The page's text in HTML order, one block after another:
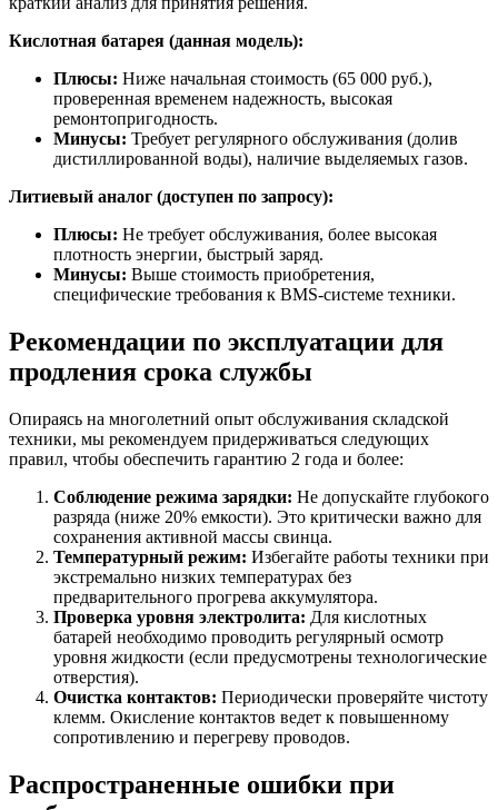
Кислотная батарея (данная модель):
Плюсы: Ниже начальная стоимость (65 000 руб.),
проверенная временем надежность, высокая
ремонтопригодность.
Минусы: Требует регулярного обслуживания (долив
дистиллированной воды), наличие выделяемых газов.
Литиевый аналог (доступен по запросу):
Плюсы: Не требует обслуживания, более высокая
плотность энергии, быстрый заряд.
Минусы: Выше стоимость приобретения,
специфические требования к BMS-системе техники.
Рекомендации по эксплуатации для
продления срока службы
Опираясь на многолетний опыт обслуживания складской
техники, мы рекомендуем придерживаться следующих
правил, чтобы обеспечить гарантию 2 года и более:
Соблюдение режима зарядки: Не допускайте глубокого
разряда (ниже 20% емкости). Это критически важно для
сохранения активной массы свинца.
Температурный режим: Избегайте работы техники при
экстремально низких температурах без
предварительного прогрева аккумулятора.
Проверка уровня электролита: Для кислотных
батарей необходимо проводить регулярный осмотр
уровня жидкости (если предусмотрены технологические
отверстия).
Очистка контактов: Периодически проверяйте чистоту
клемм. Окисление контактов ведет к повышенному
сопротивлению и перегреву проводов.
Распространенные ошибки при